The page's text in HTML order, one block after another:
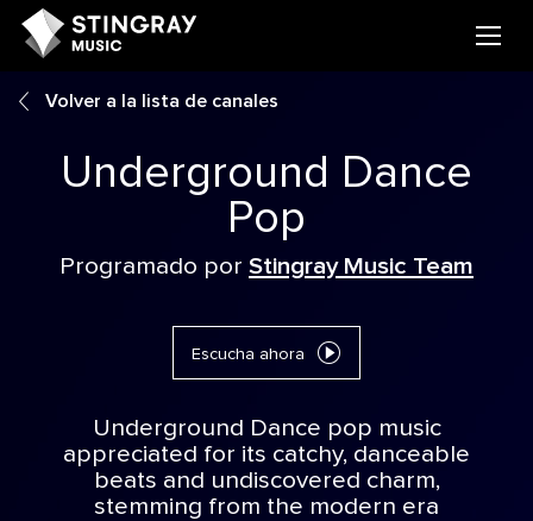
Volver a la lista de canales
Underground Dance
Pop
Programado por Stingray Music Team
Escucha ahora
Underground Dance pop music
appreciated for its catchy, danceable
beats and undiscovered charm,
stemming from the modern era